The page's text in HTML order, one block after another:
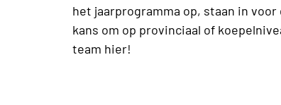
het jaarprogramma op, staan in
kans om op provinciaal of
team hier!